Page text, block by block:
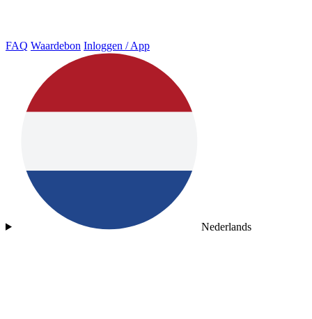
FAQ Waardebon Inloggen / App
Nederlands